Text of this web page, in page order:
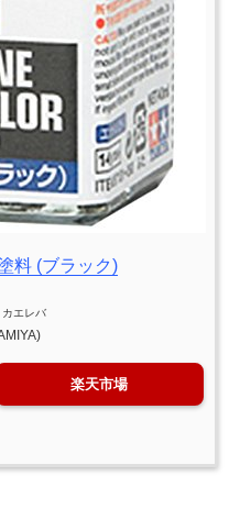
料 (ブラック)
カエレバ
楽天市場